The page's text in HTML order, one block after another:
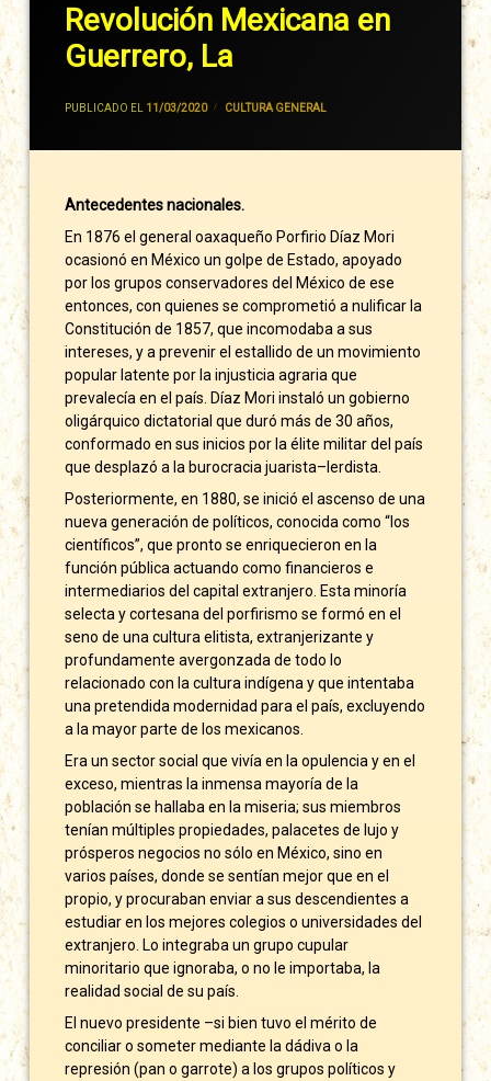
Revolución Mexicana en
Guerrero, La
PUBLICADO EL 11/03/2020 CATEGORÍAS:
CULTURA GENERAL
Antecedentes nacionales.
En 1876 el general oaxaqueño Porfirio Díaz Mori
ocasionó en México un golpe de Estado, apoyado
por los grupos conservadores del México de ese
entonces, con quienes se comprometió a nulificar la
Constitución de 1857, que incomodaba a sus
intereses, y a prevenir el estallido de un movimiento
popular latente por la injusticia agraria que
prevalecía en el país. Díaz Mori instaló un gobierno
oligárquico dictatorial que duró más de 30 años,
conformado en sus inicios por la élite militar del país
que desplazó a la burocracia juarista–lerdista.
Posteriormente, en 1880, se inició el ascenso de una
nueva generación de políticos, conocida como “los
científicos”, que pronto se enriquecieron en la
función pública actuando como financieros e
intermediarios del capital extranjero. Esta minoría
selecta y cortesana del porfirismo se formó en el
seno de una cultura elitista, extranjerizante y
profundamente avergonzada de todo lo
relacionado con la cultura indígena y que intentaba
una pretendida modernidad para el país, excluyendo
a la mayor parte de los mexicanos.
Era un sector social que vivía en la opulencia y en el
exceso, mientras la inmensa mayoría de la
población se hallaba en la miseria; sus miembros
tenían múltiples propiedades, palacetes de lujo y
prósperos negocios no sólo en México, sino en
varios países, donde se sentían mejor que en el
propio, y procuraban enviar a sus descendientes a
estudiar en los mejores colegios o universidades del
extranjero. Lo integraba un grupo cupular
minoritario que ignoraba, o no le importaba, la
realidad social de su país.
El nuevo presidente –si bien tuvo el mérito de
conciliar o someter mediante la dádiva o la
represión (pan o garrote) a los grupos políticos y